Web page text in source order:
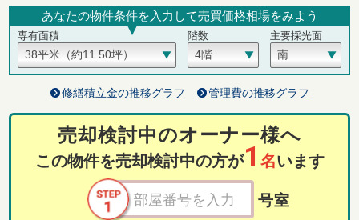
あなたの物件条件を入力して売買価格相場をみよう
専有面積 階数 主要採光面
修繕積立金の推移グラフ 管理費の推移グラフ
売却検討中のオーナー様へ
この物件を売却検討中の方が1 名います
号室